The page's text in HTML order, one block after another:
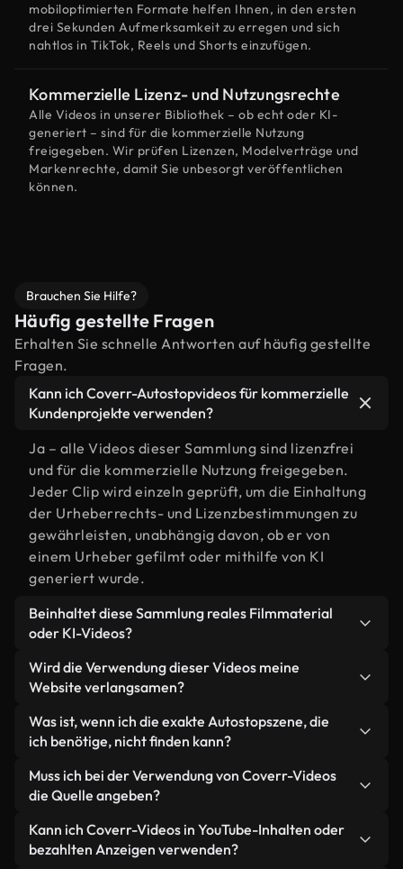
mobiloptimierten Formate helfen Ihnen, in den ersten
drei Sekunden Aufmerksamkeit zu erregen und sich
nahtlos in TikTok, Reels und Shorts einzufügen.
Kommerzielle Lizenz- und Nutzungsrechte
Alle Videos in unserer Bibliothek – ob echt oder KI-
generiert – sind für die kommerzielle Nutzung
freigegeben. Wir prüfen Lizenzen, Modelverträge und
Markenrechte, damit Sie unbesorgt veröffentlichen
können.
Brauchen Sie Hilfe?
Häufig gestellte Fragen
Erhalten Sie schnelle Antworten auf häufig gestellte
Fragen.
Kann ich Coverr-Autostopvideos für kommerzielle
Kundenprojekte verwenden?
Ja – alle Videos dieser Sammlung sind lizenzfrei
und für die kommerzielle Nutzung freigegeben.
Jeder Clip wird einzeln geprüft, um die Einhaltung
der Urheberrechts- und Lizenzbestimmungen zu
gewährleisten, unabhängig davon, ob er von
einem Urheber gefilmt oder mithilfe von KI
generiert wurde.
Beinhaltet diese Sammlung reales Filmmaterial
oder KI-Videos?
Beides. Es handelt sich um eine Hybridbibliothek
aus realen, von Menschen aufgenommenen
generierten Videos. Jedes Video ist eindeutig
beschriftet, sodass Sie immer wissen, was Sie
verwenden.
Wird die Verwendung dieser Videos meine
Website verlangsamen?
Nicht, wenn Sie unsere optimierten Versionen
wählen. Wir bieten schlanke, webfähige Formate,
wurden – so bleibt die Qualität hoch, während
gleichzeitig die Ladezeiten minimiert und
Kennzahlen wie LCP verbessert werden.
Was ist, wenn ich die exakte Autostopszene, die
ich benötige, nicht finden kann?
Mit Coverr AI Studio erstellen Sie im
Handumdrehen ein solches Video. Beschreiben Sie
Sonnenuntergang" – und das Studio generiert
innerhalb von Sekunden ein individuelles Video für
Muss ich bei der Verwendung von Coverr-Videos
die Quelle angeben?
Eine Namensnennung ist nicht erforderlich. Alle
Videos in unserer Stockbibliothek sind lizenzfrei
Kann ich Coverr-Videos in YouTube-Inhalten oder
bezahlten Anzeigen verwenden?